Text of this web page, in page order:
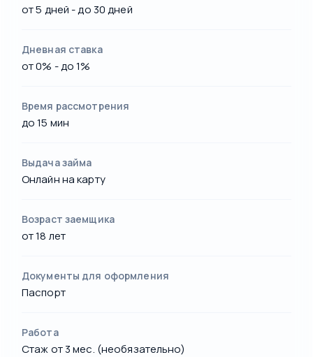
от 5 дней - до 30 дней
Дневная ставка
от 0% - до 1%
Время рассмотрения
до 15 мин
Выдача займа
Онлайн на карту
Возраст заемщика
от 18 лет
Документы для оформления
Паспорт
Работа
Стаж от 3 мес. (необязательно)